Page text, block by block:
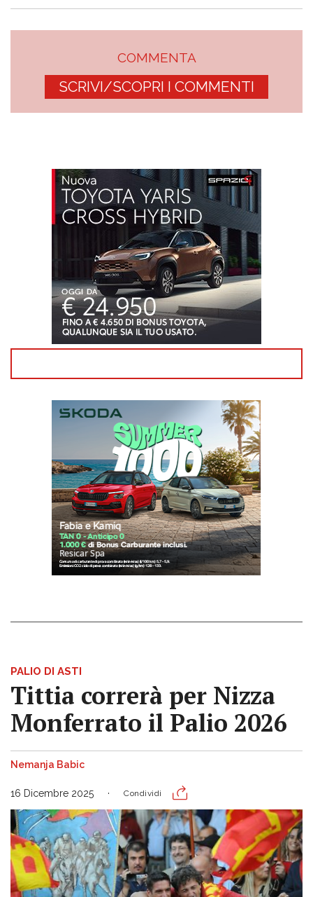
COMMENTA
SCRIVI/SCOPRI I COMMENTI
PALIO DI ASTI
Tittia correrà per Nizza
Monferrato il Palio 2026
Nemanja Babic
16 Dicembre 2025 Condividi